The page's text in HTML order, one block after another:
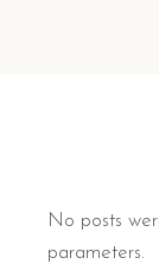
No posts
parameters.